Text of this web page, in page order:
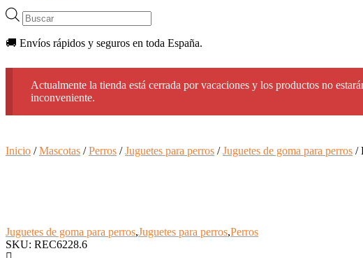
Búsqueda
de
productos
🚚 Envíos rápidos y seguros en toda España.
Actualmente la tienda está cerrada por vacaciones y los productos no
inconveniente.
Inicio /Mascotas /Perros /Juguetes para perros /Juguetes de goma para perros /
Juguetes de goma para perros,Juguetes para perros,Perros
SKU: REC6228.6